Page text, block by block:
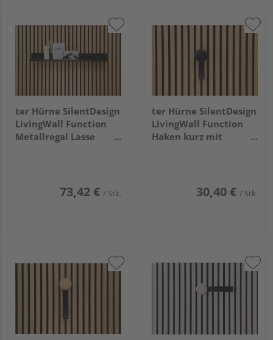
ter Hürne SilentDesign
LivingWall Function
Metallregal Lasse
73,42 € / Stk.
ter Hürne SilentDesign
LivingWall Function
Haken kurz mit
30,40 € / Stk.